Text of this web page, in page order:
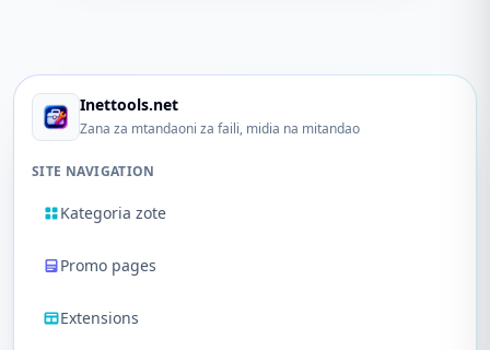
Inettools.net
Zana za mtandaoni za faili, midia na mitandao
SITE NAVIGATION
Kategoria zote
Promo pages
Extensions